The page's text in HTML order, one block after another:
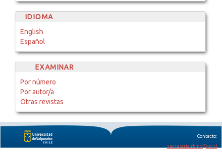
IDIOMA
English
Español
EXAMINAR
Por número
Por autor/a
Otras revistas
Contacto:
secretaria.rbmo@uv.cl